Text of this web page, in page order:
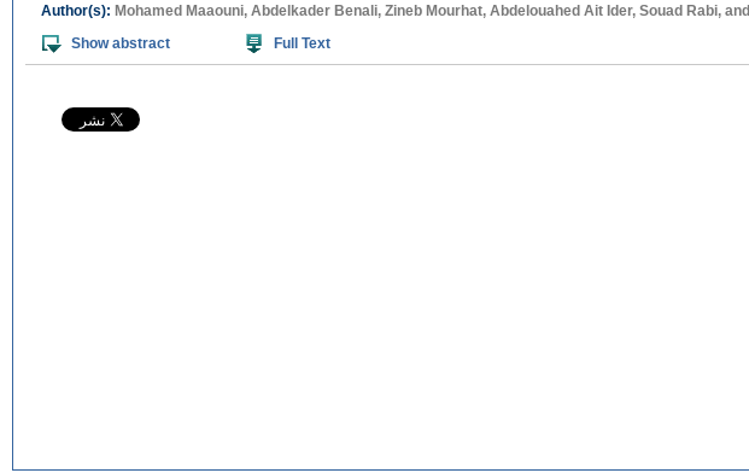
Author(s): Mohamed Maaouni, Abdelkader Benali, Zineb Mourhat, Abdelouahed Ait Ider, Souad Rabi, and
Show abstract
Full Text